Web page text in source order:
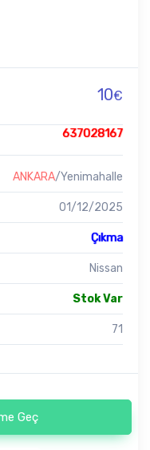
10€
637028167
ANKARA/Yenimahalle
01/12/2025
Çıkma
Nissan
Stok Var
71
Geç